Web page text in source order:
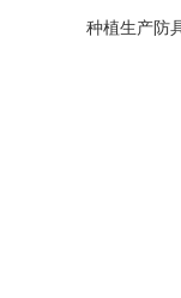
种植生产防